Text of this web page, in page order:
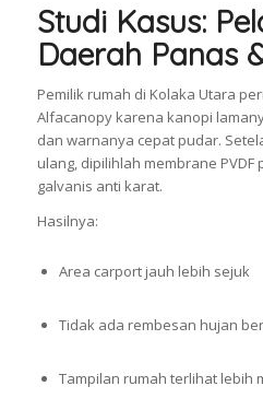
Studi Kasus:
Daerah Panas
Pemilik rumah di Kolaka Utara
Alfacanopy karena kanopi
dan warnanya cepat pudar.
ulang, dipilihlah membrane
galvanis anti karat.
Hasilnya:
Area carport jauh lebih sejuk
Tidak ada rembesan hujan
Tampilan rumah terlihat lebih